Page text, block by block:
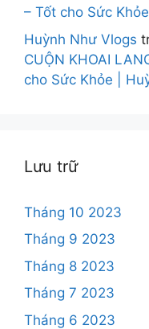
– Tốt cho Sức
Huỳnh Như Vlogs
CUỘN KHOAI
cho Sức Khỏe |
Lưu trữ
Tháng 10 2023
Tháng 9 2023
Tháng 8 2023
Tháng 7 2023
Tháng 6 2023